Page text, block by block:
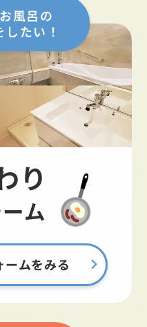
風呂の
たい！
り
ム
ムをみる